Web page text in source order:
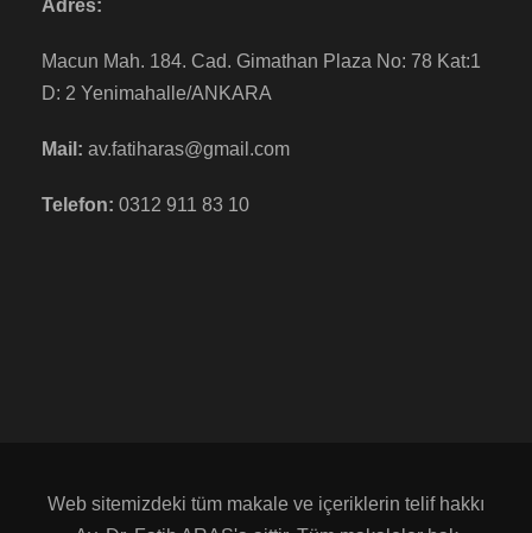
Adres:
Macun Mah. 184. Cad. Gimathan Plaza No: 78 Kat:1
D: 2 Yenimahalle/ANKARA
Mail: av.fatiharas@gmail.com
Telefon: 0312 911 83 10
Web sitemizdeki tüm makale ve içeriklerin telif hakkı